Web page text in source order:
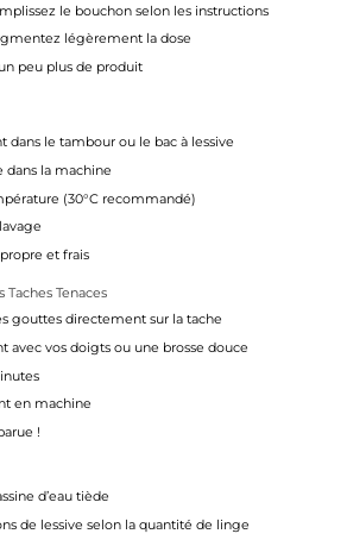
le bouchon selon les instructions
légèrement la dose
peu plus de produit
dans le tambour ou le bac à lessive
dans la machine
(30°C recommandé)
et frais
Tenaces
gouttes directement sur la tache
avec vos doigts ou une brosse douce
en machine
!
d’eau tiède
de lessive selon la quantité de linge